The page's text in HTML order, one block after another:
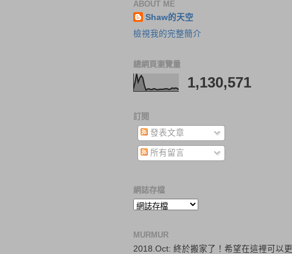
ABOUT ME
Shaw的天空
檢視我的完整簡介
總網頁瀏覽量
1,130,571
訂閱
發表文章
所有留言
網誌存檔
MURMUR
2018.Oct: 終於搬家了！希望在這裡可以更